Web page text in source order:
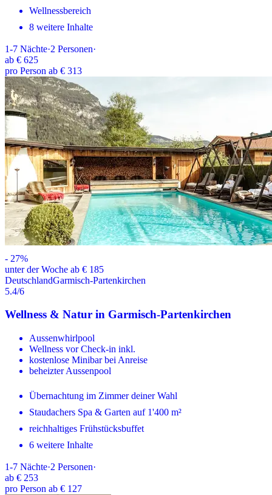
Wellnessbereich
8 weitere Inhalte
1-7 Nächte·2 Personen·
ab € 625
pro Person ab € 313
- 27%
unter der Woche ab € 185
DeutschlandGarmisch-Partenkirchen
5.4/6
Wellness & Natur in Garmisch-Partenkirchen
Aussenwhirlpool
Wellness vor Check-in inkl.
kostenlose Minibar bei Anreise
beheizter Aussenpool
Übernachtung im Zimmer deiner Wahl
Staudachers Spa & Garten auf 1'400 m²
reichhaltiges Frühstücksbuffet
6 weitere Inhalte
1-7 Nächte·2 Personen·
ab € 253
pro Person ab € 127